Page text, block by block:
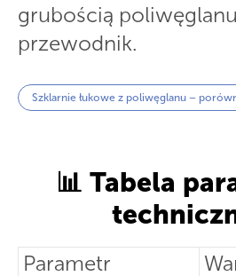
grubością
przewodnik.
Szklarnie łukowe z poliwęglanu –
📊 Tabela
Parametr